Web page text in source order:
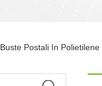
Buste Postali In Polietilene